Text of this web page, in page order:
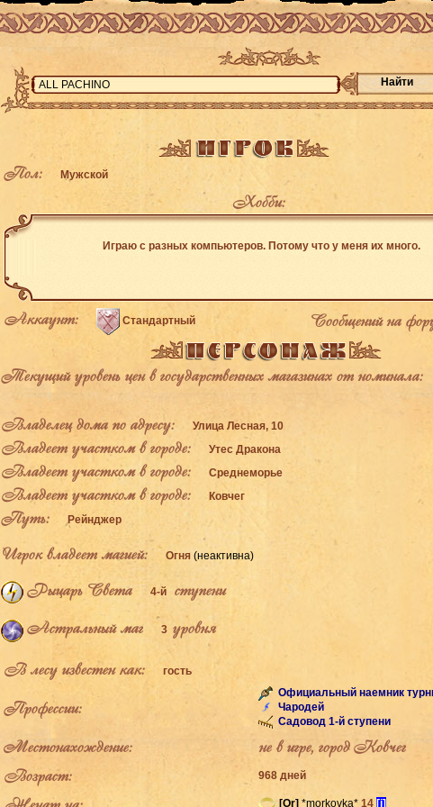
Найти
Пол: Мужской
Хобби:
Играю с разных компьютеров. Потому что у меня их много.
Аккаунт: Стандартный Сообщений на
Текущий уровень цен в государственных магазинах от номинала:
Владелец дома по адресу: Улица Лесная, 10
Владеет участком в городе: Утес Дракона
Владеет участком в городе: Среднеморье
Владеет участком в городе: Ковчег
Путь: Рейнджер
Игрок владеет магией: Огня (неактивна)
Рыцарь Света 4-й ступени
Астральный маг
3 уровня
В лесу известен как:
гость
Профессии:
Официальный наемник
Чародей
Садовод 1-й ступени
Местонахождение:
не в игре, город Ковчег
Возраст:
968 дней
[Or] *morkovka* 14 [i]